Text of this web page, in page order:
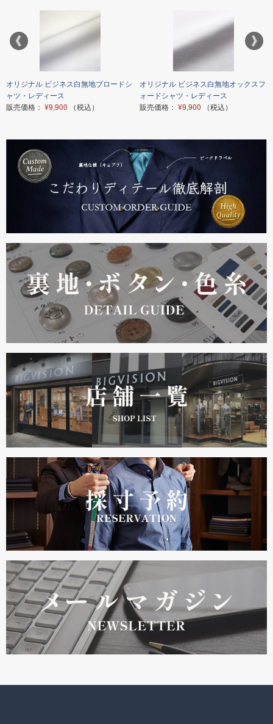
オリジナル ビジネス白無地ブロードシ
ャツ・レディース
販売価格： ¥9,900 （税込）
オリジナル ビジネス白無地オックスフ
ォードシャツ・レディース
販売価格： ¥9,900 （税込）